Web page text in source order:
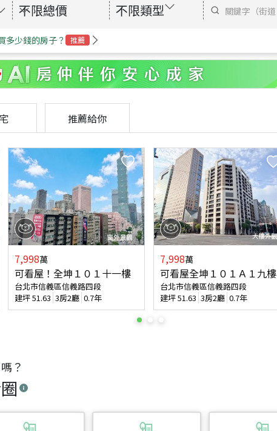
不限總價 不限類型
多少錢的房子？ 推薦
？
推薦給你
7,998萬
可看屋！全坤１０１十一樓
台北市信義區信義路四段
建坪51.63 3房2廳 0.7年
7,998萬
可看屋全坤１０１Ａ１九樓
台北市信義區信義路四段
建坪51.63 3房2廳 0.7年